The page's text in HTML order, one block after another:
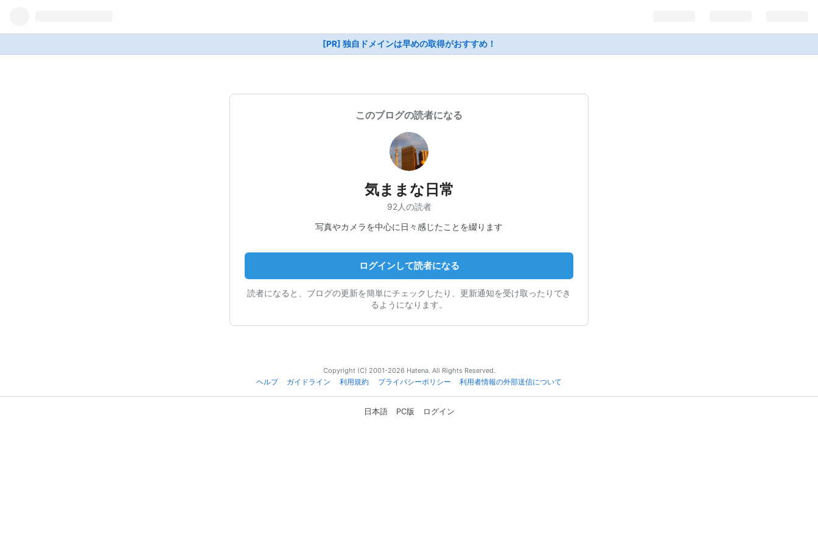
[PR] 独自ドメインは早めの取得がおすすめ！
このブログの読者になる
気ままな日常
92人の読者
写真やカメラを中心に日々感じたことを綴ります
ログインして読者になる
読者になると、ブログの更新を簡単にチェックしたり、更新通知を受け取ったりでき
るようになります。
Copyright (C) 2001-2026 Hatena. All Rights Reserved.
ヘルプ
ガイドライン 利用規約 プライバシーポリシー 利用者情報の外部送信について
日本語 PC版 ログイン